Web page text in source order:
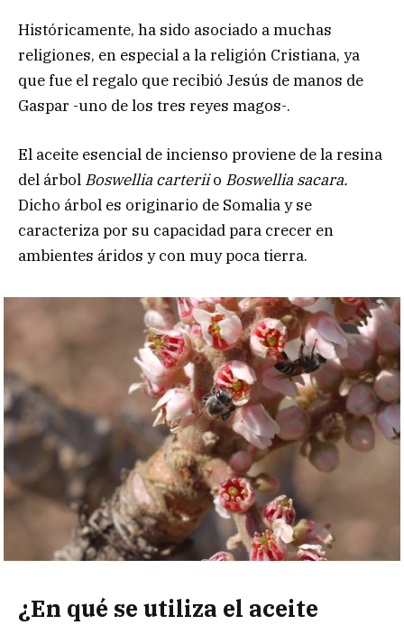
Históricamente, ha sido asociado a muchas
religiones, en especial a la religión Cristiana, ya
que fue el regalo que recibió Jesús de manos de
Gaspar -uno de los tres reyes magos-.
El aceite esencial de incienso proviene de la resina
del árbol Boswellia carteriio Boswellia sacara.
Dicho árbol es originario de Somalia y se
caracteriza por su capacidad para crecer en
ambientes áridos y con muy poca tierra.
¿En qué se utiliza el aceite